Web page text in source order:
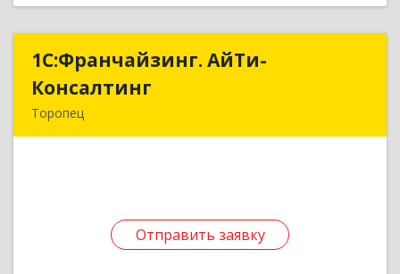
1С:Франчайзинг. АйТи-
Консалтинг
Торопец
Отправить заявку
1С:Франчайзинг. АйТи-
Отправить заявку